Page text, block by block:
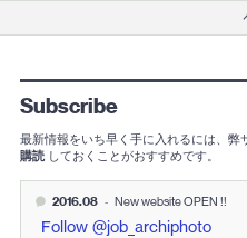
Subscribe
最新情報をいち早く手に入れるには、弊
購読 しておくことがおすすめです。
2016.08 - New website OPEN !!
Follow @job_archiphoto